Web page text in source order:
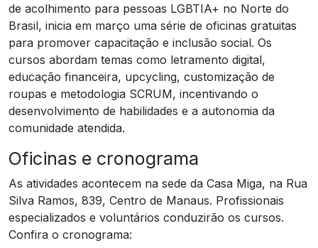
de acolhimento para pessoas LGBTIA+ no Norte do
Brasil, inicia em março uma série de oficinas gratuitas
para promover capacitação e inclusão social. Os
cursos abordam temas como letramento digital,
educação financeira, upcycling, customização de
roupas e metodologia SCRUM, incentivando o
desenvolvimento de habilidades e a autonomia da
comunidade atendida.
Oficinas e cronograma
As atividades acontecem na sede da Casa Miga, na Rua
Silva Ramos, 839, Centro de Manaus. Profissionais
especializados e voluntários conduzirão os cursos.
Confira o cronograma: